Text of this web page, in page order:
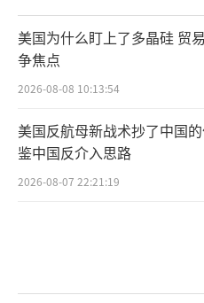
美国为什么盯上了多晶硅 贸
争焦点
2026-08-08 10:13:54
美国反航母新战术抄了中国
鉴中国反介入思路
2026-08-07 22:21:19